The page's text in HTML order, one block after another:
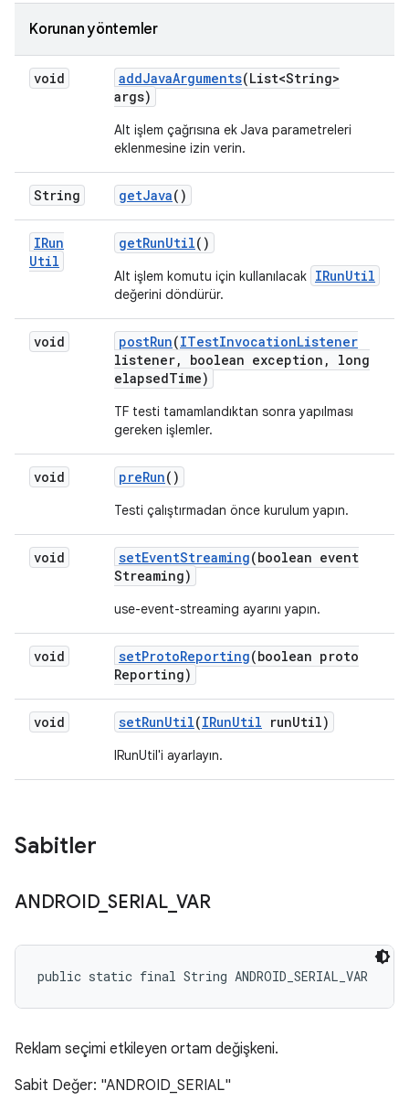
Korunan yöntemler
void addJavaArguments(List<String>
args)
Alt işlem çağrısına ek Java parametreleri
eklenmesine izin verin.
String getJava()
IRun
Util
getRunUtil()
Alt işlem komutu için kullanılacak IRunUtil
değerini döndürür.
void postRun(ITestInvocationListener
listener, boolean exception ,
long
elapsedTime)
TF testi tamamlandıktan sonra yapılması
gereken işlemler.
void preRun()
Testi çalıştırmadan önce kurulum yapın.
void setEventStreaming(boolean event
Streaming)
use-event-streaming ayarını yapın.
void setProtoReporting(boolean proto
Reporting)
void setRunUtil(IRunUtil runUtil)
IRunUtil'i ayarlayın.
Sabitler
ANDROID_ SERIAL_VAR
public static final String ANDROID_SERIAL_VAR
Reklam seçimi etkileyen ortam değişkeni.
Sabit Değer: "ANDROID_SERIAL"